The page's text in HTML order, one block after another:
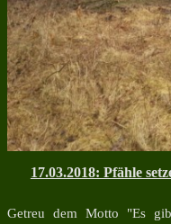
17.03.2018: Pfähle
Getreu dem Motto "Es